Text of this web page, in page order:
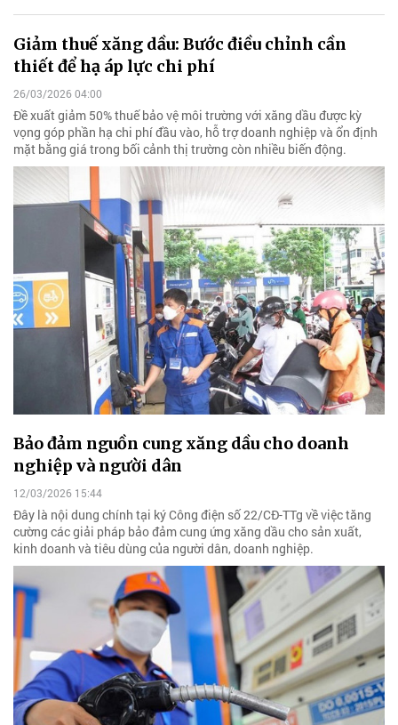
Giảm thuế xăng dầu: Bước điều chỉnh cần
thiết để hạ áp lực chi phí
26/03/2026 04:00
Đề xuất giảm 50% thuế bảo vệ môi trường với xăng dầu được kỳ
vọng góp phần hạ chi phí đầu vào, hỗ trợ doanh nghiệp và ổn định
mặt bằng giá trong bối cảnh thị trường còn nhiều biến động.
Bảo đảm nguồn cung xăng dầu cho doanh
nghiệp và người dân
12/03/2026 15:44
Đây là nội dung chính tại ký Công điện số 22/CĐ-TTg về việc tăng
cường các giải pháp bảo đảm cung ứng xăng dầu cho sản xuất,
kinh doanh và tiêu dùng của người dân, doanh nghiệp.